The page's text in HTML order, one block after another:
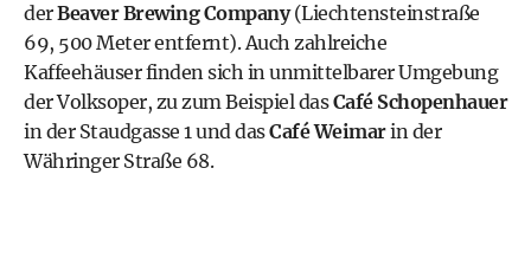
derBeaver Brewing Company(Liechtensteinstraße
69, 500 Meter entfernt). Auch zahlreiche
Kaffeehäuser finden sich in unmittelbarer Umgebung
der Volksoper, zu zum Beispiel dasCafé Schopenhauer
in der Staudgasse 1 und dasCafé Weimarin der
Währinger Straße 68.